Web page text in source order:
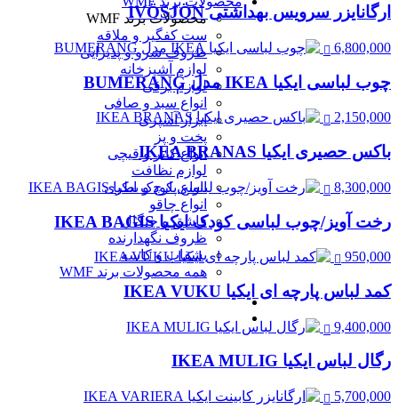
محصولات برند WMF
ست کفگیر و ملاقه
ظروف سرو و پذیرایی
لوازم آشپزخانه
لوازم برقی
انواع سبد و صافی
ابزار آشپزی
پخت و پز
انواع کاتر و قیچی
لوازم نظافت
انواع پارچ و بطری
انواع چاقو
قاشق و چنگال
ظروف نگهدارنده
بشقاب و کاسه
همه محصولات برند WMF
ارگانایزر سرویس بهداشتی IVÖSJÖN
6,800,000
چوب لباسی ایکیا IKEA مدل BUMERANG
2,150,000
باکس حصیری ایکیا IKEA BRANAS
8,300,000
رخت آویز/چوب لباسی کودک ایکیا IKEA BAGIS
950,000
کمد لباس پارچه ای ایکیا IKEA VUKU
9,400,000
رگال لباس ایکیا IKEA MULIG
5,700,000